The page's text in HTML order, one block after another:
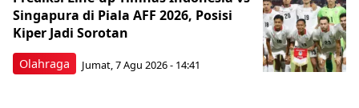
Olahraga
Singapura di Piala AFF 2026, Posisi
Kiper Jadi Sorotan
Jumat, 7 Agu 2026 - 14:41